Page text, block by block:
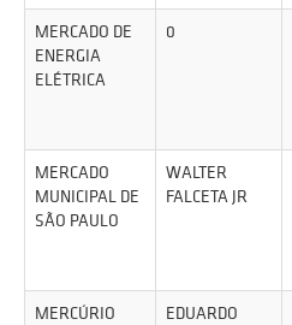
MERCADO DE
ENERGIA
ELÉTRICA
0
MERCADO
MUNICIPAL DE
SÃO PAULO
WALTER
FALCETA JR
MERCÚRIO
EDUARDO